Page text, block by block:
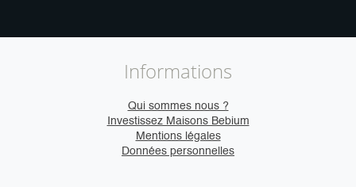
Informations
Qui sommes nous ?
Investissez Maisons Bebium
Mentions légales
Données personnelles